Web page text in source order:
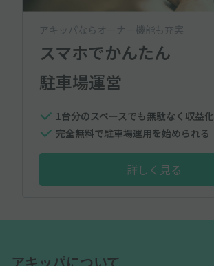
アキッパならオーナー機能も充実
スマホでかんたん
駐車場運営
1台分のスペースでも無駄なく収益化
完全無料で駐車場運用を始められる
詳しく見る